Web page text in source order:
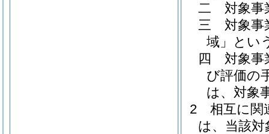
二
対象事
三
対象事
域」とい
四
対象事
び評価の
は、対象
2
相互に関
は、当該